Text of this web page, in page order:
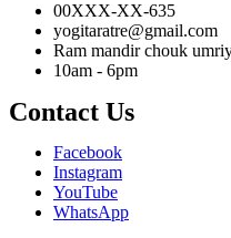
00XXX-XX-635
yogitaratre@gmail.com
Ram mandir chouk
10am - 6pm
Contact Us
Facebook
Instagram
YouTube
WhatsApp